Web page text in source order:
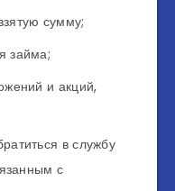
сумму;
займа;
и акций,
в службу
с